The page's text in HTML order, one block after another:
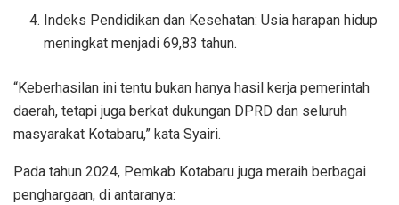
Indeks Pendidikan dan Kesehatan: Usia harapan hidup
meningkat menjadi 69,83 tahun.
“Keberhasilan ini tentu bukan hanya hasil kerja pemerintah
daerah, tetapi juga berkat dukungan DPRD dan seluruh
masyarakat Kotabaru,” kata Syairi.
Pada tahun 2024, Pemkab Kotabaru juga meraih berbagai
penghargaan, di antaranya: